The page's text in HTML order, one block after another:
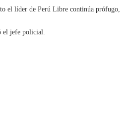
el líder de Perú Libre continúa prófugo,
el jefe policial.